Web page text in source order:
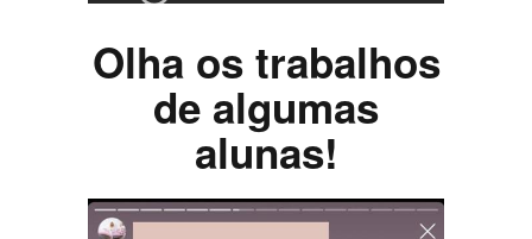
Olha os trabalhos
de algumas
alunas!